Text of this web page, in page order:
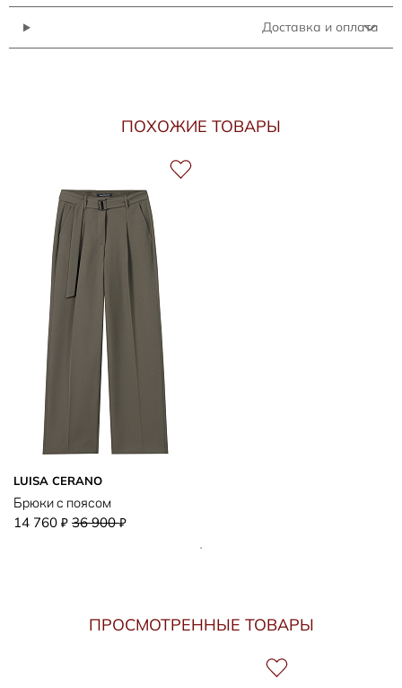
Доставка и оплата
ПОХОЖИЕ ТОВАРЫ
LUISA CERANO
Брюки с поясом
14 760 ₽ 36 900₽
ПРОСМОТРЕННЫЕ ТОВАРЫ